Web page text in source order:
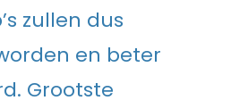
zullen dus
en beter
Grootste